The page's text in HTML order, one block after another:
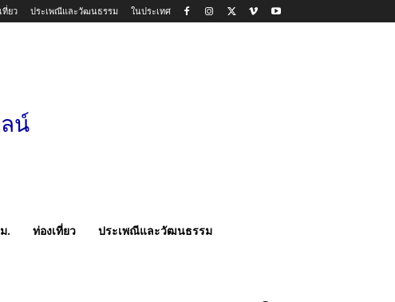
ที่ยว ประเพณีและวัฒนธรรม ในประเทศ
น์
. ท่องเที่ยว ประเพณีและวัฒนธรรม